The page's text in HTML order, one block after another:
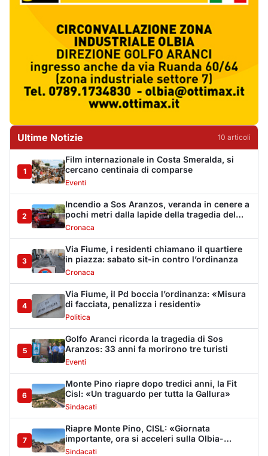
Eventi
Incendio a Sos Aranzos, veranda in cenere a
pochi metri dalla lapide della tragedia del
1993
Cronaca
Via Fiume, i residenti chiamano il quartiere
in piazza: sabato sit-in contro l’ordinanza
Cronaca
4
di facciata, penalizza i residenti»
Politica
5
Golfo Aranci ricorda la tragedia di Sos
Aranzos: 33 anni fa morirono tre turisti
Eventi
6
Monte Pino riapre dopo tredici anni, la Fit
Cisl: «Un traguardo per tutta la Gallura»
Sindacati
7
Riapre Monte Pino, CISL: «Giornata
importante, ora si acceleri sulla Olbia-
Arzachena-Palau»
Sindacati
8
La vicenda di Monte Pino: la timeline degli
interventi tra annunci, ditte fallite e i tanti
stop
Cronaca
9
Monte Pino riapre, ma non è una festa: «Qui
sono morte tre persone»
Eventi
10
Sabbia e oltre un chilo di caviale in valigia:
sequestri all’aeroporto di Olbia
Cronaca